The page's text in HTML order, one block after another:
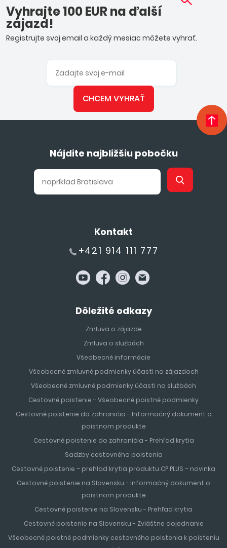
Vyhrajte 100 EUR na ďalší
zájazd!
Registrujte svoj email a každý mesiac môžete vyhrať.
CHCEM VYHRAŤ
Nájdite najbližšiu pobočku
Kontakt
+421 914 111 777
Dôležité odkazy
Zmluva o zájazde
Zmluva o službách
Všeobecné informácie
Všeobecné zmluvné podmienky účasti na zájazdoch
Všeobecné zmluvné podmienky účasti na službách
Cestovné poistenie - Všeobecné poistné podmienky
Cestovné poistenie do zahraničia - Informačný dokument o
poistnom produkte
Cestovné poistenie do zahraničia - Prehľad krytia
Sadzby cestovného poistenia
Cestovné poistenie – prehlad krytia produktu CP PLUS – novinka
Cestovné poistenie na Slovensku - Informačný dokument o
poistnom produkte
Cestovné poistenie na Slovensku - Prehľad krytia
Cestovné poistenie na Slovensku - Zvláštne dojednanie
Všeobecné poistné podmienky cestovného poistenia k poisteniu